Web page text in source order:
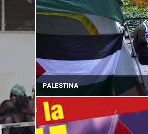
PALESTINA